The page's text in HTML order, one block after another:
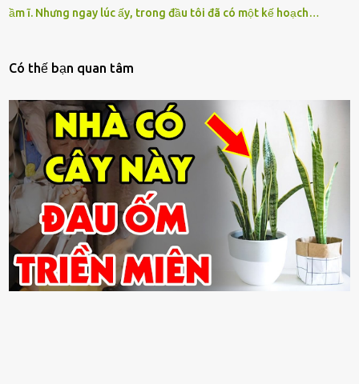
ầm ĩ. Nhưng ngay lúc ấy, trong đầu tôi đã có một kế hoạch…
Có thế bạn quan tâm